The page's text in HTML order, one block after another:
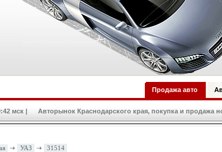
Продажа авто
мск | Авторынок Краснодарского края, покупка и продажа
УАЗ 31514